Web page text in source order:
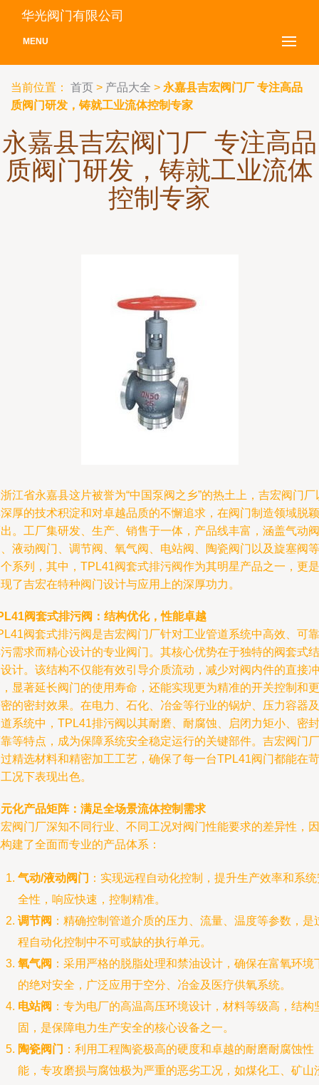
华光阀门有限公司
MENU
当前位置： 首页 > 产品大全 > 永嘉县吉宏阀门厂 专注高品
质阀门研发，铸就工业流体控制专家
永嘉县吉宏阀门厂 专注高品
质阀门研发，铸就工业流体
控制专家
江省永嘉县这片被誉为“中国泵阀之乡”的热土上，吉宏阀门厂
厚的技术积淀和对卓越品质的不懈追求，在阀门制造领域脱颖
。工厂集研发、生产、销售于一体，产品线丰富，涵盖气动阀
液动阀门、调节阀、氧气阀、电站阀、陶瓷阀门以及旋塞阀等
系列，其中，TPL41阀套式排污阀作为其明星产品之一，更是
了吉宏在特种阀门设计与应用上的深厚功力。
阀套式排污阀：结构优化，性能卓越
阀套式排污阀是吉宏阀门厂针对工业管道系统中高效、可靠
需求而精心设计的专业阀门。其核心优势在于独特的阀套式结
计。该结构不仅能有效引导介质流动，减少对阀内件的直接冲
显著延长阀门的使用寿命，还能实现更为精准的开关控制和更
的密封效果。在电力、石化、冶金等行业的锅炉、压力容器及
系统中，TPL41排污阀以其耐磨、耐腐蚀、启闭力矩小、密封
等特点，成为保障系统安全稳定运行的关键部件。吉宏阀门厂
精选材料和精密加工工艺，确保了每一台TPL41阀门都能在苛
况下表现出色。
化产品矩阵：满足全场景流体控制需求
阀门厂深知不同行业、不同工况对阀门性能要求的差异性，因
建了全面而专业的产品体系：
气动/液动阀门 ：实现远程自动化控制，提升生产效率和系
全性，响应快速，控制精准。
调节阀 ：精确控制管道介质的压力、流量、温度等参数，是
程自动化控制中不可或缺的执行单元。
氧气阀 ：采用严格的脱脂处理和禁油设计，确保在富氧环境
的绝对安全，广泛应用于空分、冶金及医疗供氧系统。
电站阀 ：专为电厂的高温高压环境设计，材料等级高，结构
固，是保障电力生产安全的核心设备之一。
陶瓷阀门 ：利用工程陶瓷极高的硬度和卓越的耐磨耐腐蚀性
能，专攻磨损与腐蚀极为严重的恶劣工况，如煤化工、矿山